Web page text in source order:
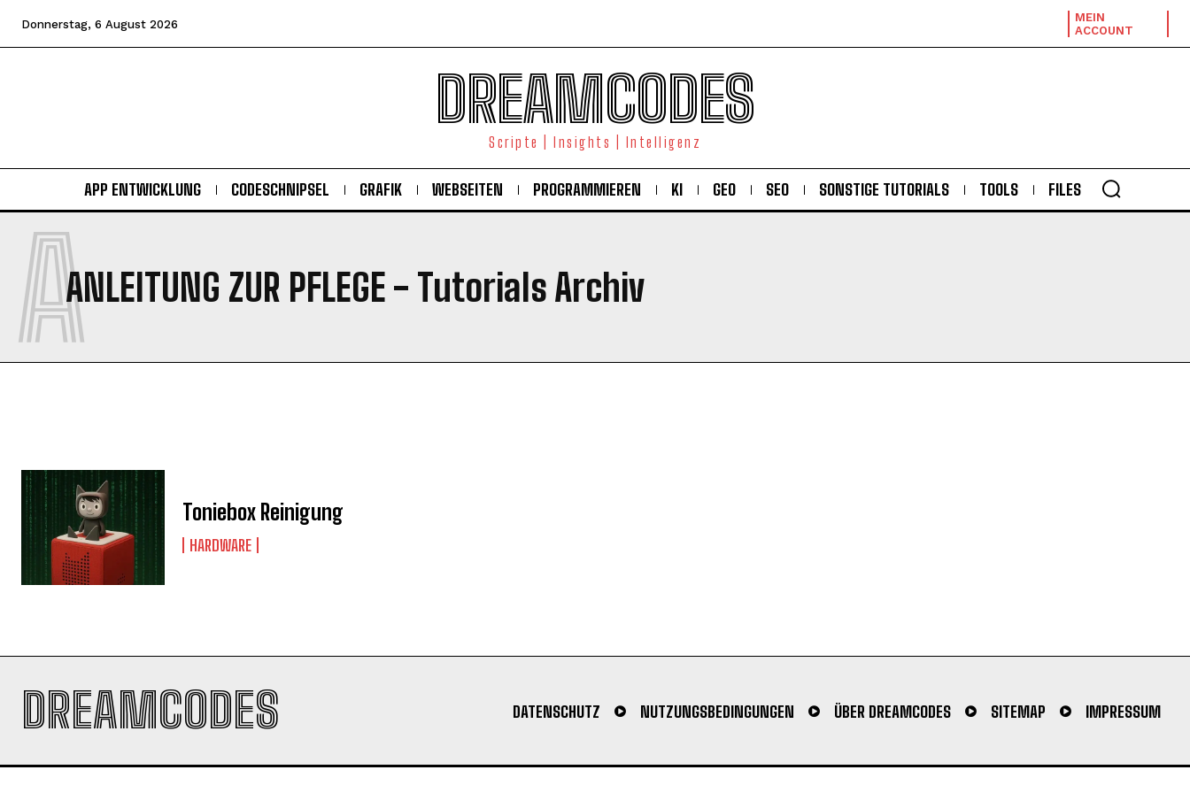
Donnerstag, 6 August 2026
MEIN
ACCOUNT
DREAMCODES
Scripte | Insights | Intelligenz
APP ENTWICKLUNG CODESCHNIPSEL GRAFIK WEBSEITEN PROGRAMMIEREN KI GEO SEO SONSTIGE TUTORIALS TOOLS FILES
ANLEITUNG ZUR PFLEGE
A - Tutorials Archiv
Toniebox Reinigung
HARDWARE
DREAMCODES DATENSCHUTZ NUTZUNGSBEDINGUNGEN ÜBER DREAMCODES SITEMAP IMPRESSUM